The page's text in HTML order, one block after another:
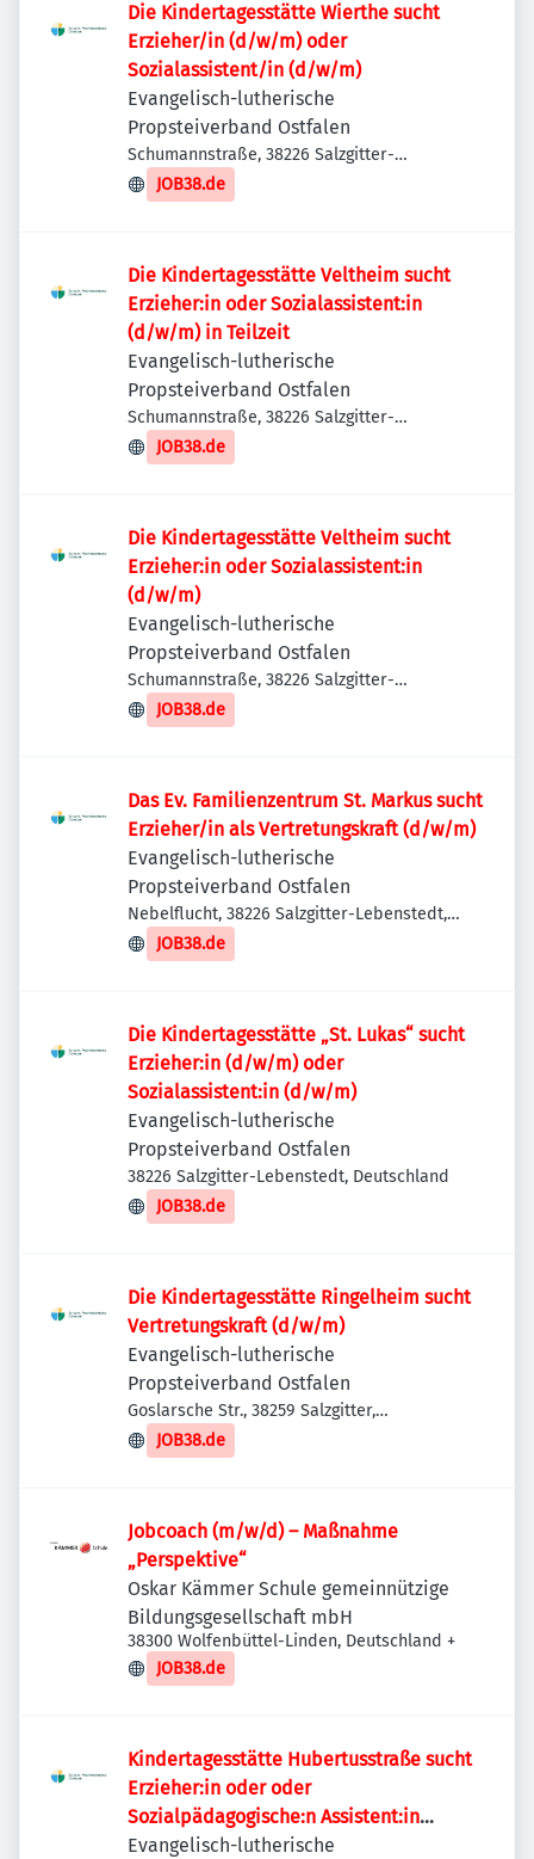
Die Kindertagesstätte Wierthe sucht
Erzieher/in (d/w/m) oder
Sozialassistent/in (d/w/m)
Evangelisch-lutherische
Propsteiverband Ostfalen
Schumannstraße, 38226 Salzgitter-
Lebenstedt, Deutschland
JOB38.de
Die Kindertagesstätte Veltheim sucht
Erzieher:in oder Sozialassistent:in
(d/w/m) in Teilzeit
Evangelisch-lutherische
Propsteiverband Ostfalen
Schumannstraße, 38226 Salzgitter-
Lebenstedt, Deutschland
JOB38.de
Die Kindertagesstätte Veltheim sucht
Erzieher:in oder Sozialassistent:in
(d/w/m)
Evangelisch-lutherische
Propsteiverband Ostfalen
Schumannstraße, 38226 Salzgitter-
Lebenstedt, Deutschland
JOB38.de
Das Ev. Familienzentrum St. Markus sucht
Erzieher/in als Vertretungskraft (d/w/m)
Evangelisch-lutherische
Propsteiverband Ostfalen
Nebelflucht, 38226 Salzgitter-Lebenstedt,
Deutschland
JOB38.de
Die Kindertagesstätte „St. Lukas“ sucht
Erzieher:in (d/w/m) oder
Sozialassistent:in (d/w/m)
Evangelisch-lutherische
Propsteiverband Ostfalen
38226 Salzgitter-Lebenstedt, Deutschland
JOB38.de
Die Kindertagesstätte Ringelheim sucht
Vertretungskraft (d/w/m)
Evangelisch-lutherische
Propsteiverband Ostfalen
Goslarsche Str., 38259 Salzgitter,
Deutschland
JOB38.de
Jobcoach (m/w/d) – Maßnahme
„Perspektive“
Oskar Kämmer Schule gemeinnützige
Bildungsgesellschaft mbH
38300 Wolfenbüttel-Linden, Deutschland +
JOB38.de
Kindertagesstätte Hubertusstraße sucht
Erzieher:in oder oder
Sozialpädagogische:n Assistent:in
(d/w/m)
Evangelisch-lutherische